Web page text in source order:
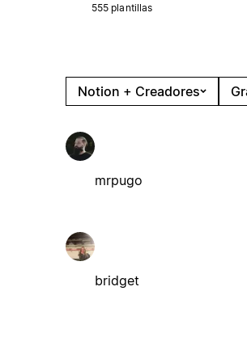
555 plantillas
Notion + Creadores
mrpugo
bridget